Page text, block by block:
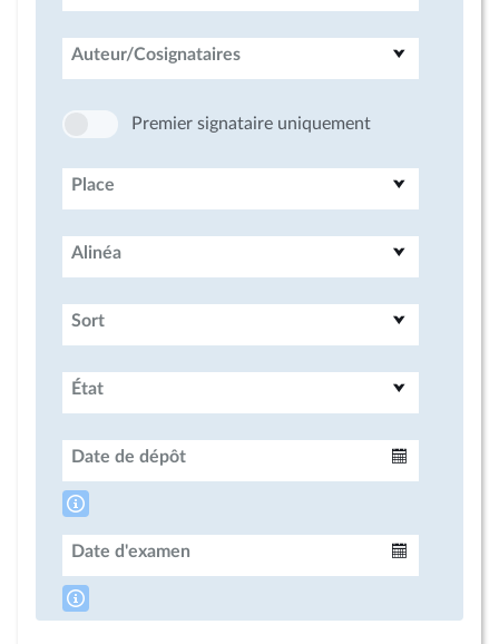
Auteur/Cosignataires
Premier signataire uniquement
Place
Alinéa
Sort
État
Date de dépôt
Date d'examen